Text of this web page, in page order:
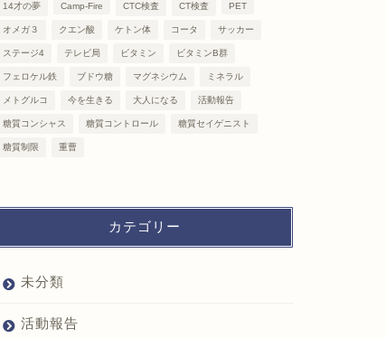
14才の夢 Camp-Fire CTC検査 CT検査 PET
オメガ３ クエン酸 ケトン体 コータ サッカー
ステージ4 テレビ局 ビタミン ビタミンB群
フェロケル鉄 ブドウ糖 マグネシウム ミネラル
メトグルコ 今を生きる 大人になる 活動報告
糖質コンシャス 糖質コントロール 糖質セイゲニスト
糖質制限 重曹
カテゴリー
未分類
活動報告